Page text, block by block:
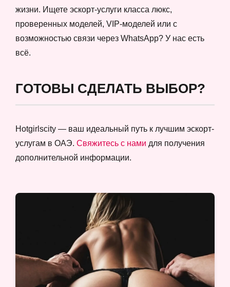
жизни. Ищете эскорт-услуги класса люкс,
проверенных моделей, VIP-моделей или с
возможностью связи через WhatsApp? У нас есть
всё.
ГОТОВЫ СДЕЛАТЬ ВЫБОР?
Hotgirlscity — ваш идеальный путь к лучшим эскорт-
услугам в ОАЭ. Свяжитесь с нами для получения
дополнительной информации.